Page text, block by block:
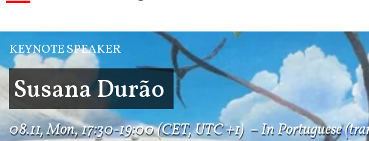
KEYNOTE SPEAKER
Susana Durão
08.11, Mon, 17:30-19:00 (CET, UTC +1) –In Portuguese